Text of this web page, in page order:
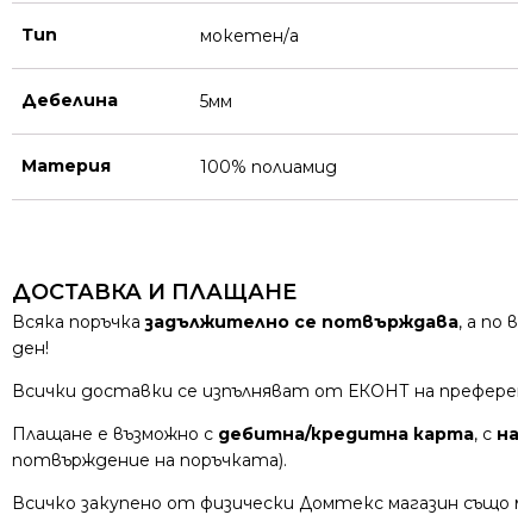
Тип мокетен/а
Дебелина 5мм
Материя 100% полиамид
ДОСТАВКА И ПЛАЩАНЕ
Всяка поръчказадължително се потвърждава, а по
ден!
Всички доставки се изпълняват от ЕКОНТ на
Плащане е възможно с дебитна/кредитна карта, с
потвърждение на поръчката).
Всичко закупено от физически Домтекс магазин